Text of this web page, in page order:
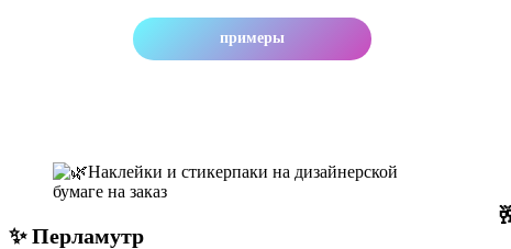
примеры
✨Перламутр